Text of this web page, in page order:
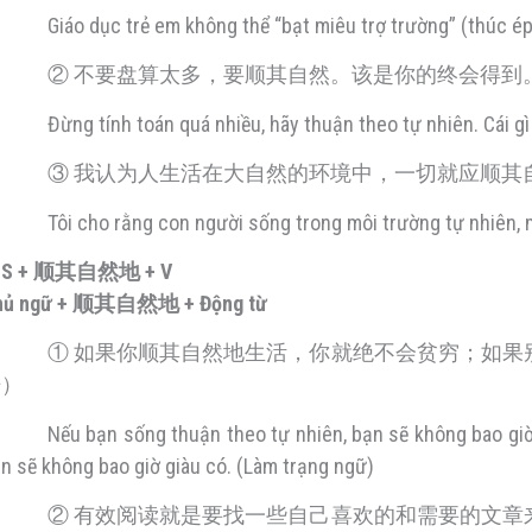
Giáo dục trẻ em không thể “bạt miêu trợ trường” (thúc
② 不要盘算太多，要顺其自然。该是你的终会得到
Đừng tính toán quá nhiều, hãy thuận theo tự nhiên. Cái
③ 我认为人生活在大自然的环境中，一切就应顺其
Tôi cho rằng con người sống trong môi trường tự
+ 顺其自然地 + V
ngữ + 顺其自然地 + Động từ
① 如果你顺其自然地生活，你就绝不会贫穷；如
Nếu bạn sống thuận theo tự nhiên, bạn sẽ không bao
sẽ không bao giờ giàu có. (Làm trạng ngữ)
② 有效阅读就是要找一些自己喜欢的和需要的文